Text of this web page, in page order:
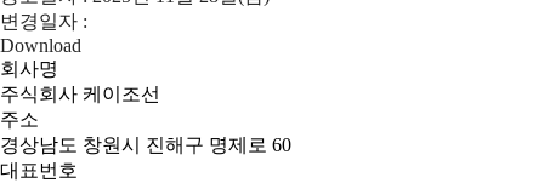
변경일자 :
Download
회사명
주식회사 케이조선
주소
경상남도 창원시 진해구 명제로 60
대표번호